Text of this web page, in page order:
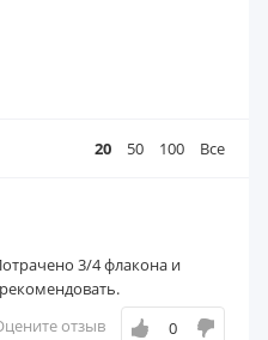
20 50 100 Все
3/4 флакона и
отзыв 0